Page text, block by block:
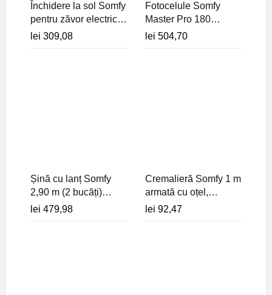
Închidere la sol Somfy
pentru zăvor electric
poartă batantă -
9011074
lei 309,08
Fotocelule Somfy
Master Pro 180
orientabile, rază 30 m,
unghi 180° pentru
lei 504,70
Șină cu lanț Somfy
2,90 m (2 bucăți)
pentru automatizări
uși de garaj Dexxo -
lei 479,98
Cremalieră Somfy 1 m
armată cu oțel,
prindere superioară
pentru automatizări
lei 92,47